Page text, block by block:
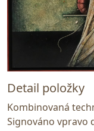
Detail položky
Kombinovaná
Signováno vpravo